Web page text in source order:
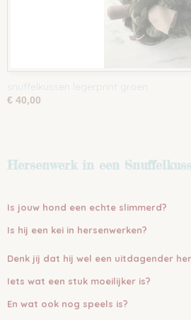
snuffelkussen legerprint groen
€ 40,00
Hersenwerk in een
Is jouw hond een echte slimmerd?
Is hij een kei in hersenwerken?
Denk jij dat hij wel een uitdagender
Iets wat een stuk moeilijker is?
En wat ook nog speels is?